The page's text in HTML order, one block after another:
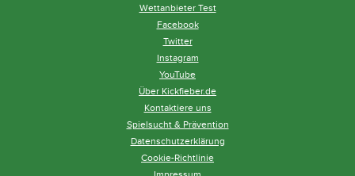
Wettanbieter Test
Facebook
Twitter
Instagram
YouTube
Über Kickfieber.de
Kontaktiere uns
Spielsucht & Prävention
Datenschutzerklärung
Cookie-Richtlinie